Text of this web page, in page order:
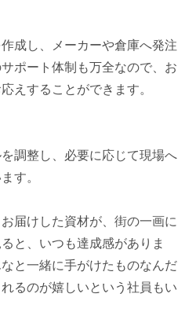
成し、メーカーや倉庫へ発注
ポート体制も万全なので、お
えすることができます。
調整し、必要に応じて現場へ
す。
届けした資材が、街の一画に
と、いつも達成感がありま
と一緒に手がけたものなんだ
るのが嬉しいという社員もい